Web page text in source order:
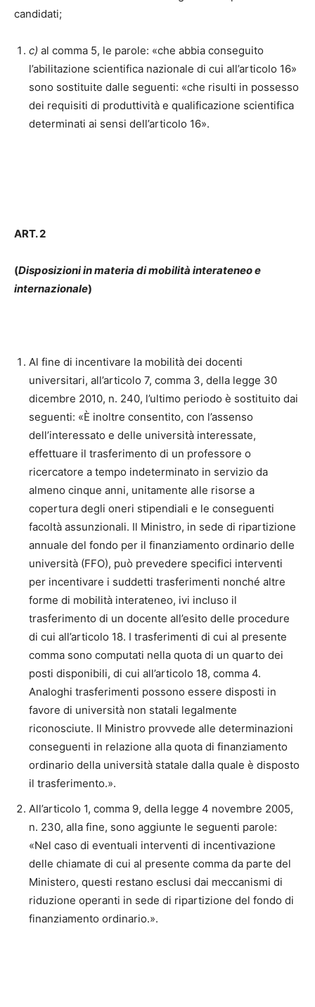
candidati;
c) al comma 5, le parole: «che abbia conseguito
l’abilitazione scientifica nazionale di cui all’articolo 16»
sono sostituite dalle seguenti: «che risulti in possesso
dei requisiti di produttività e qualificazione scientifica
determinati ai sensi dell’articolo 16».
ART. 2
(Disposizioni in materia di mobilità interateneo e
internazionale)
Al fine di incentivare la mobilità dei docenti
universitari, all’articolo 7, comma 3, della legge 30
dicembre 2010, n. 240, l’ultimo periodo è sostituito dai
seguenti: «È inoltre consentito, con l’assenso
dell’interessato e delle università interessate,
effettuare il trasferimento di un professore o
ricercatore a tempo indeterminato in servizio da
almeno cinque anni, unitamente alle risorse a
copertura degli oneri stipendiali e le conseguenti
facoltà assunzionali. Il Ministro, in sede di ripartizione
annuale del fondo per il finanziamento ordinario delle
università (FFO), può prevedere specifici interventi
per incentivare i suddetti trasferimenti nonché altre
forme di mobilità interateneo, ivi incluso il
trasferimento di un docente all’esito delle procedure
di cui all’articolo 18. I trasferimenti di cui al presente
comma sono computati nella quota di un quarto dei
posti disponibili, di cui all’articolo 18, comma 4.
Analoghi trasferimenti possono essere disposti in
favore di università non statali legalmente
riconosciute. Il Ministro provvede alle determinazioni
conseguenti in relazione alla quota di finanziamento
ordinario della università statale dalla quale è disposto
il trasferimento.».
All’articolo 1, comma 9, della legge 4 novembre 2005,
n. 230, alla fine, sono aggiunte le seguenti parole:
«Nel caso di eventuali interventi di incentivazione
delle chiamate di cui al presente comma da parte del
Ministero, questi restano esclusi dai meccanismi di
riduzione operanti in sede di ripartizione del fondo di
finanziamento ordinario.».